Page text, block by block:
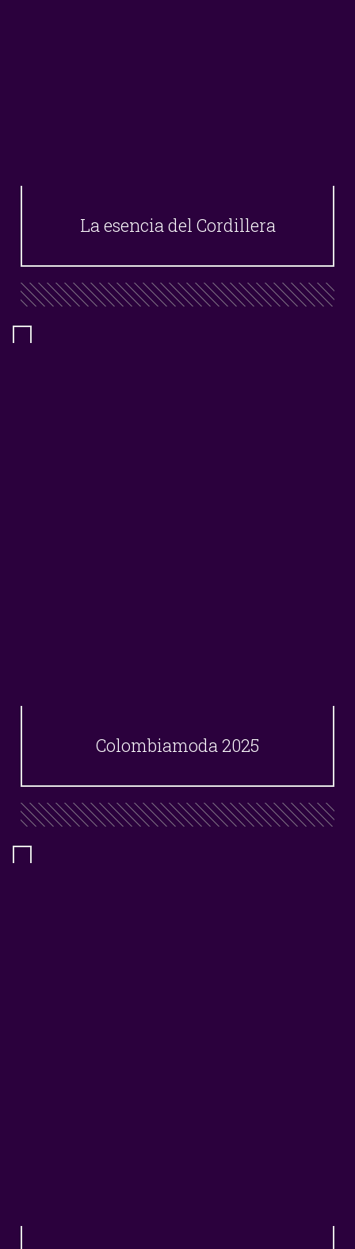
La esencia del Cordillera
Colombiamoda 2025